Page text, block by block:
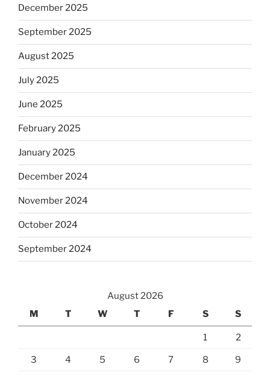
December 2025
September 2025
August 2025
July 2025
June 2025
February 2025
January 2025
December 2024
November 2024
October 2024
September 2024
August 2026
M
T W T F S S
1 2
3 4 5 6 7 8 9